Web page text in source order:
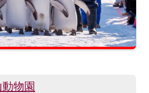
物園